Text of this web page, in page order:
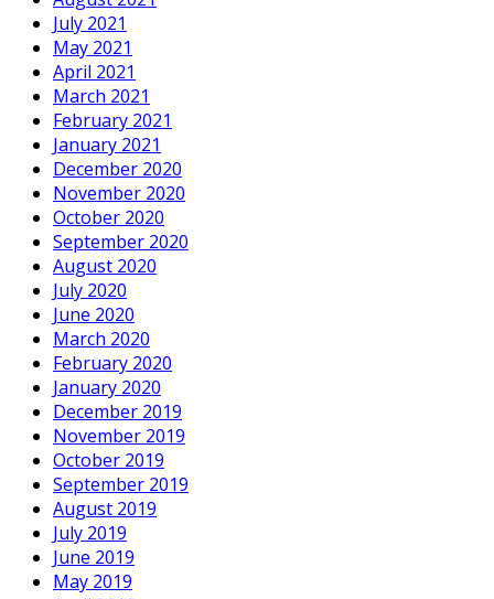
July 2021
May 2021
April 2021
March 2021
February 2021
January 2021
December 2020
November 2020
October 2020
September 2020
August 2020
July 2020
June 2020
March 2020
February 2020
January 2020
December 2019
November 2019
October 2019
September 2019
August 2019
July 2019
June 2019
May 2019